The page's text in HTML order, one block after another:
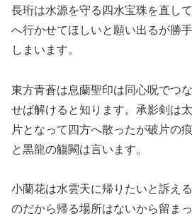
長珩は水源を守る四水宝珠を直し
へ行かせてほしいと願い出るが勝
しまいます。
東方青蒼は息蘭聖印は同心呪でつ
せば解けると知ります。承影剣は
片となって四方へ散ったが破片の
と黒龍の觴闕は言います。
小蘭花は水雲天に帰りたいと訴え
のだから帰る場所はないから留ま